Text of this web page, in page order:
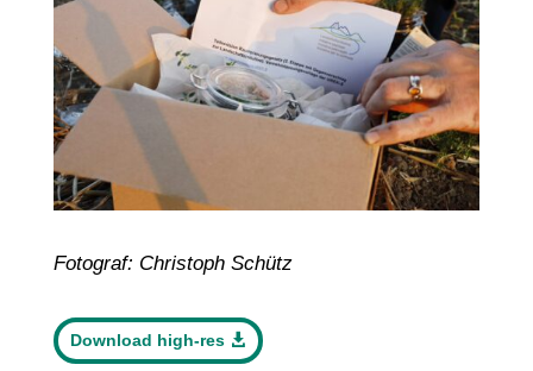
Fotograf: Christoph Schütz
Download high-res